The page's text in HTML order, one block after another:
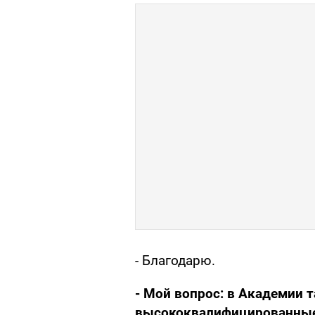
- Благодарю.
- Мой вопрос: в Академии